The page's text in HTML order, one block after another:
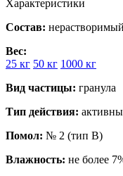
Характеристики
Состав:
Вес:
25 кг 50 кг 1000 кг
Вид частицы: гранула
Тип действия:
Помол: № 2 (тип B)
Влажность: не более